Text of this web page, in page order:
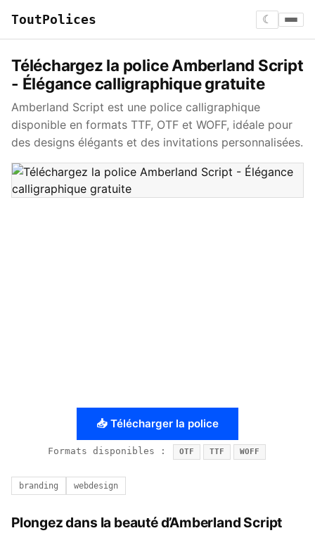
ToutPolices ☾
Téléchargez la police Amberland Script
- Élégance calligraphique gratuite
Amberland Script est une police calligraphique
disponible en formats TTF, OTF et WOFF, idéale pour
des designs élégants et des invitations personnalisées.
📥 Télécharger la police
Formats disponibles : OTF TTF WOFF
branding webdesign
Plongez dans la beauté d’Amberland Script